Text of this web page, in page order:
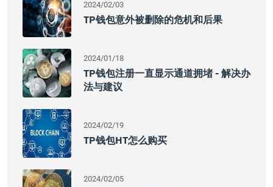
2024/02/03
TP钱包意外被删除的危机和后果
2024/01/18
TP钱包注册一直显示通道拥堵 - 解决办
法与建议
2024/02/19
TP钱包HT怎么购买
2024/02/05